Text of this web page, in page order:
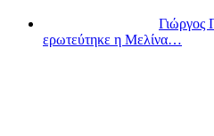
Γιώργος
ερωτεύτηκε η Μελίνα…